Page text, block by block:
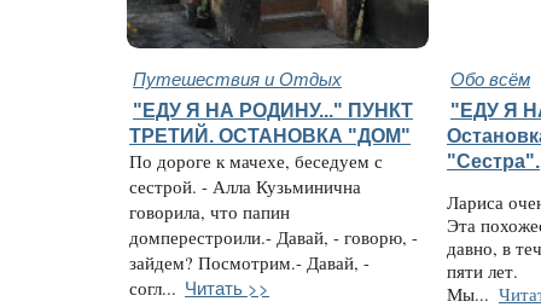
Путешествия и Отдых Обо всём
"ЕДУ Я НА РОДИНУ..." ПУНКТ
ТРЕТИЙ. ОСТАНОВКА "ДОМ"
По дороге к мачехе, беседуем с
сестрой. - Алла Кузьминична
говорила, что папин
домперестроили.- Давай, - говорю, -
зайдем? Посмотрим.- Давай, -
согл... Читать >>
"ЕДУ Я
"Сестра".
Лариса
Эта
давно, в
пяти лет.
Мы...